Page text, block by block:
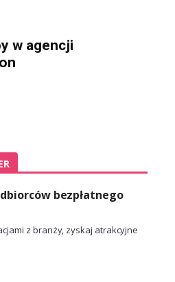
w agencji
bezpłatnego
z branży, zyskaj atrakcyjne